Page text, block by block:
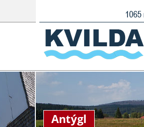
Antýgl